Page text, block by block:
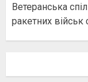
Ветеранська
ракетних військ